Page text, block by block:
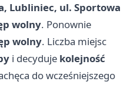
Lubliniec, ul. Sportowa
wolny. Ponownie
wolny. Liczba miejsc
i decyduje kolejność
do wcześniejszego